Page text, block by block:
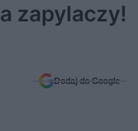
zapylaczy!
Dodaj do Google